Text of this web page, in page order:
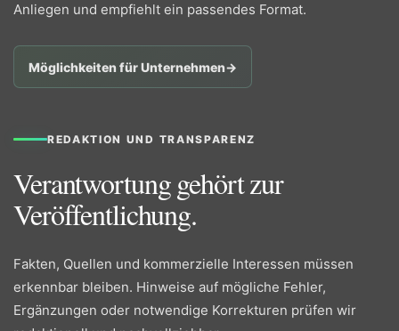
Anliegen und empfiehlt ein passendes Format.
Möglichkeiten für Unternehmen→
REDAKTION UND TRANSPARENZ
Verantwortung gehört zur
Veröffentlichung.
Fakten, Quellen und kommerzielle Interessen müssen
erkennbar bleiben. Hinweise auf mögliche Fehler,
Ergänzungen oder notwendige Korrekturen prüfen wir